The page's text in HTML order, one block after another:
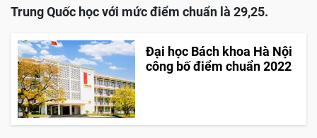
Trung Quốc học với mức điểm chuẩn là 29,25.
Đại học Bách khoa Hà Nội
công bố điểm chuẩn 2022